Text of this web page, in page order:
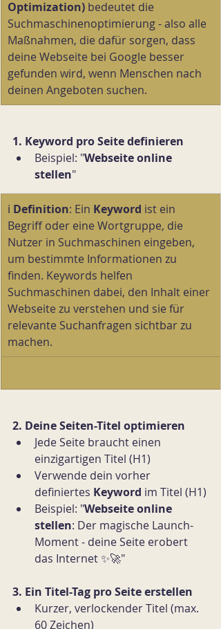
Optimization) bedeutet die
Suchmaschinenoptimierung - also alle
Maßnahmen, die dafür sorgen, dass
deine Webseite bei Google besser
gefunden wird, wenn Menschen nach
deinen Angeboten suchen.
1. Keyword pro Seite definieren
Beispiel: "Webseite online
stellen"
ℹ️ Definition: Ein Keyword ist ein
Begriff oder eine Wortgruppe, die
Nutzer in Suchmaschinen eingeben,
um bestimmte Informationen zu
finden. Keywords helfen
Suchmaschinen dabei, den Inhalt einer
Webseite zu verstehen und sie für
relevante Suchanfragen sichtbar zu
machen.
2. Deine Seiten-Titel optimieren
Jede Seite braucht einen
einzigartigen Titel (H1)
Verwende dein vorher
definiertes Keyword im Titel (H1)
Beispiel: "Webseite online
stellen: Der magische Launch-
Moment - deine Seite erobert
das Internet ✨🚀"
3. Ein Titel-Tag pro Seite erstellen
Kurzer, verlockender Titel (max.
60 Zeichen)